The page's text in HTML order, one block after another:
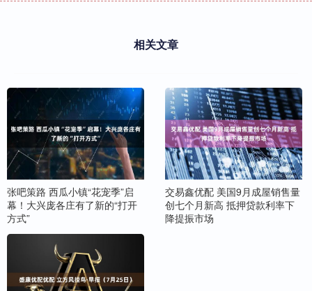
相关文章
张吧策路 西瓜小镇“花宠季”启
幕！大兴庞各庄有了新的“打开
方式”
交易鑫优配 美国9月成屋销售量
创七个月新高 抵押贷款利率下
降提振市场